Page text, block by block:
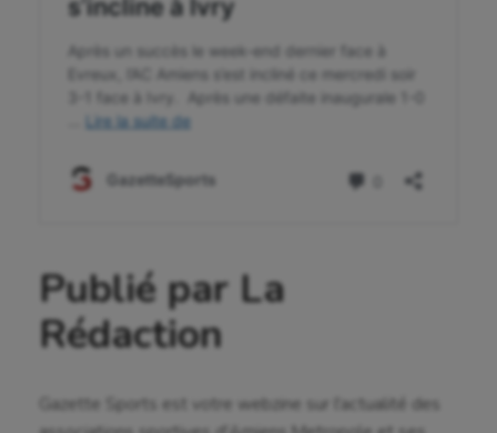
Publié par La
Rédaction
Gazette Sports est votre webzine sur l'actualité des